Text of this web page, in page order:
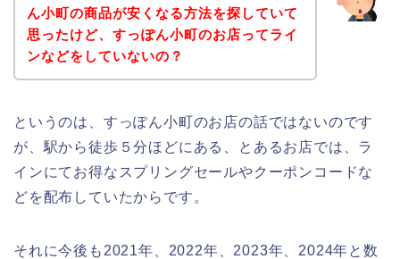
ん小町の商品が安くなる方法を探していて
思ったけど、すっぽん小町のお店ってライ
ンなどをしていないの？
というのは、すっぽん小町のお店の話ではないのです
が、駅から徒歩５分ほどにある、とあるお店では、ラ
インにてお得なスプリングセールやクーポンコードな
どを配布していたからです。
それに今後も2021年、2022年、2023年、2024年と数